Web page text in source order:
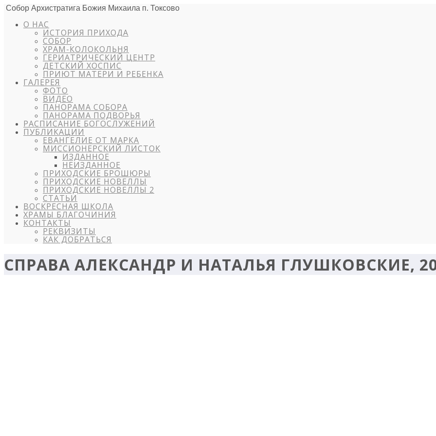
Собор Архистратига Божия Михаила п. Токсово
О НАС
ИСТОРИЯ ПРИХОДА
СОБОР
ХРАМ-КОЛОКОЛЬНЯ
ГЕРИАТРИЧЕСКИЙ ЦЕНТР
ДЕТСКИЙ ХОСПИС
ПРИЮТ МАТЕРИ И РЕБЕНКА
ГАЛЕРЕЯ
ФОТО
ВИДЕО
ПАНОРАМА СОБОРА
ПАНОРАМА ПОДВОРЬЯ
РАСПИСАНИЕ БОГОСЛУЖЕНИЙ
ПУБЛИКАЦИИ
ЕВАНГЕЛИЕ ОТ МАРКА
МИССИОНЕРСКИЙ ЛИСТОК
ИЗДАННОЕ
НЕИЗДАННОЕ
ПРИХОДСКИЕ БРОШЮРЫ
ПРИХОДСКИЕ НОВЕЛЛЫ
ПРИХОДСКИЕ НОВЕЛЛЫ 2
СТАТЬИ
ВОСКРЕСНАЯ ШКОЛА
ХРАМЫ БЛАГОЧИНИЯ
КОНТАКТЫ
РЕКВИЗИТЫ
КАК ДОБРАТЬСЯ
СПРАВА АЛЕКСАНДР И НАТАЛЬЯ ГЛУШКОВСКИЕ,